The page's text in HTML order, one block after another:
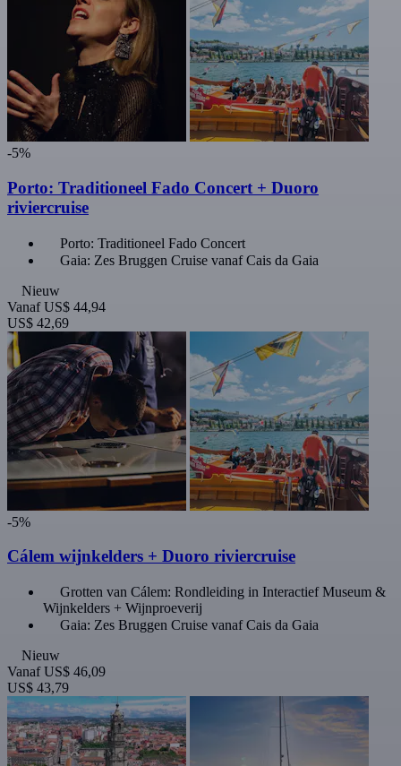
-5%
Porto: Traditioneel Fado Concert + Duoro
riviercruise
Porto: Traditioneel Fado Concert
Gaia: Zes Bruggen Cruise vanaf Cais da Gaia
Nieuw
Vanaf US$ 44,94
US$ 42,69
-5%
Cálem wijnkelders + Duoro riviercruise
Grotten van Cálem: Rondleiding in Interactief Museum &
Wijnkelders + Wijnproeverij
Gaia: Zes Bruggen Cruise vanaf Cais da Gaia
Nieuw
Vanaf US$ 46,09
US$ 43,79